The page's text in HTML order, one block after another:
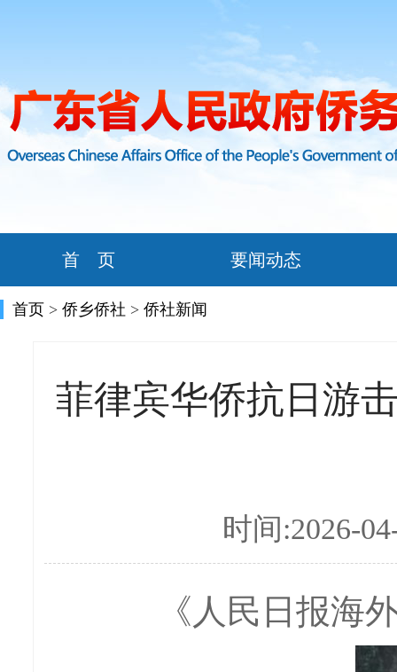
首 页 要闻动态
首页 > 侨乡侨社 > 侨社新闻
菲律宾华侨抗日游
时间:2026-
《人民日报海